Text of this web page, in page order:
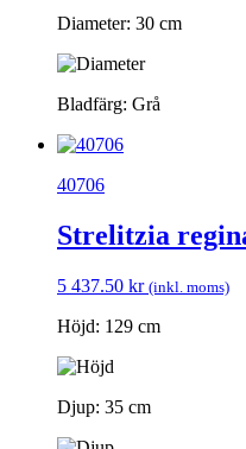
Diameter: 30 cm
Bladfärg: Grå
40706
Strelitzia
5 437.50 kr (inkl. moms)
Höjd: 129 cm
Djup: 35 cm